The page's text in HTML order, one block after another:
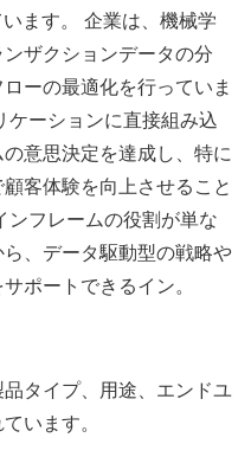
ます。 企業は、機械学
ザクションデータの分
ーの最適化を行っていま
ーションに直接組み込
意思決定を達成し、特に
客体験を向上させること
ンフレームの役割が単な
、データ駆動型の戦略や
ポートできるイン。
タイプ、用途、エンドユ
います。